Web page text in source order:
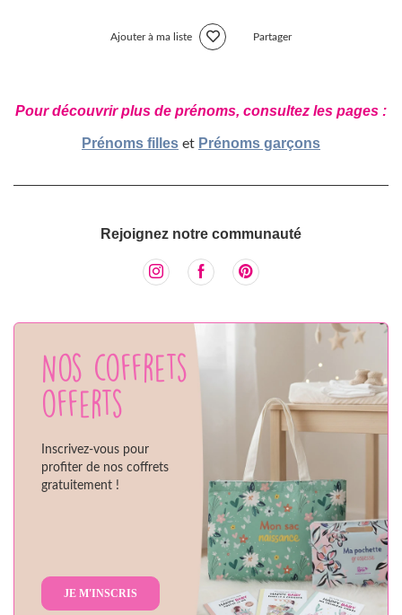
Ajouter à ma liste Partager
Pour découvrir plus de prénoms, consultez les pages :
Prénoms filles et Prénoms garçons
Rejoignez notre communauté
Nos coffrets
offerts
Inscrivez-vous pour
profiter de nos coffrets
gratuitement !
JE M'INSCRIS